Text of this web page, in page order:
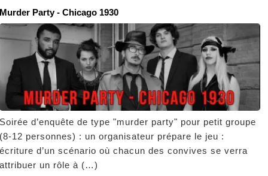
Party - Chicago 1930
d’enquête de type "murder party" pour petit groupe
12 personnes) : un organisateur prépare le jeu :
d’un scénario où chacun des convives se verra
un rôle à (…)